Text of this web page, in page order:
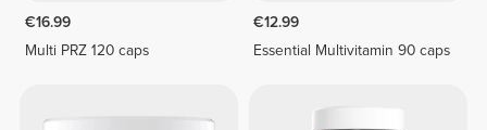
€16.99
Multi PRZ 120 caps
€12.99
Essential Multivitamin 90 caps